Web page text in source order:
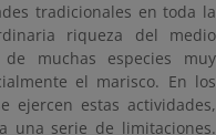
tradicionales en toda la
riqueza del medio
muchas especies muy
el marisco. En los
ejercen estas actividades,
una serie de limitaciones.